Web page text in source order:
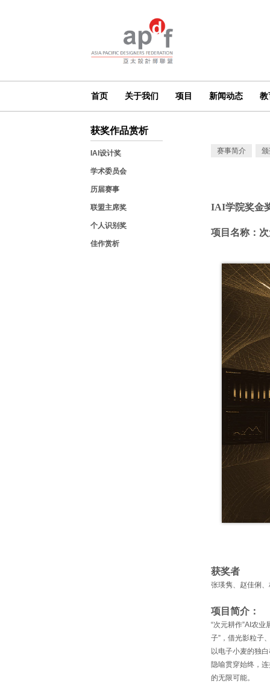
首页 关于我们 项目 新闻动态 教
获奖作品赏析
IAI设计奖
学术委员会
历届赛事
联盟主席奖
个人识别奖
佳作赏析
赛事简介
IAI学院奖金
项目名称：
获奖者
张瑛隽、赵佳俐
项目简介：
“次元耕作”AI农业
子”，借光影粒子
以电子小麦的独
隐喻贯穿始终，
的无限可能。